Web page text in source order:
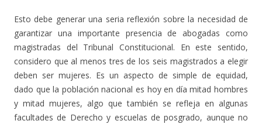
Esto debe generar una seria reflexión sobre la necesidad de
garantizar una importante presencia de abogadas como
magistradas del Tribunal Constitucional. En este sentido,
considero que al menos tres de los seis magistrados a elegir
deben ser mujeres. Es un aspecto de simple de equidad,
dado que la población nacional es hoy en día mitad hombres
y mitad mujeres, algo que también se refleja en algunas
facultades de Derecho y escuelas de posgrado, aunque no